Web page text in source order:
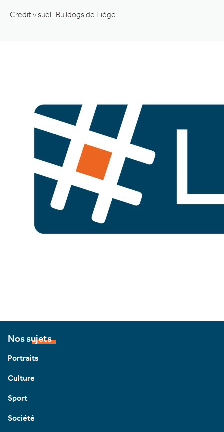
Crédit visuel : Bulldogs de Liège
Nos sujets
Portraits
Culture
Sport
Société